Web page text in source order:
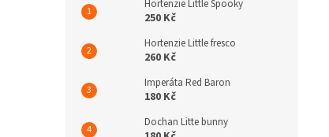
Hortenzie Little Spooky
250 Kč
Hortenzie Little fresco
260 Kč
Imperáta Red Baron
180 Kč
Dochan Litte bunny